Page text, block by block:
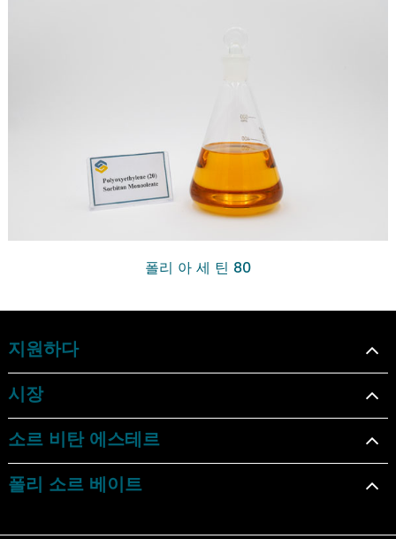
폴리 아 세 틴 80
지원하다
시장
소르 비탄 에스테르
폴리 소르 베이트